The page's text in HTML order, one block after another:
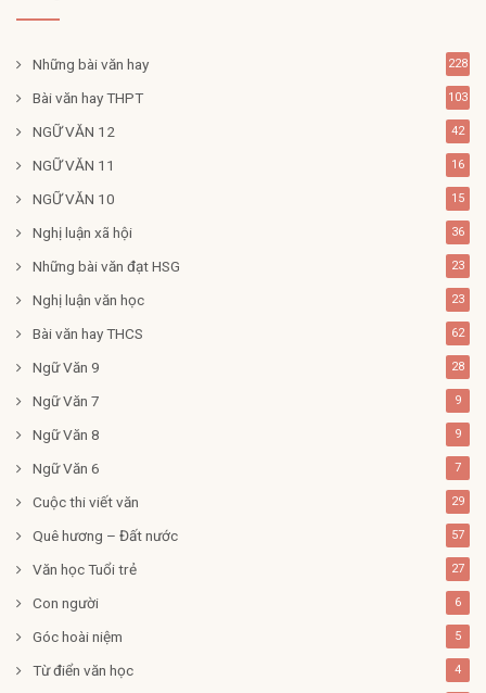
Những bài văn hay 228
Bài văn hay THPT 103
NGỮ VĂN 12 42
NGỮ VĂN 11 16
NGỮ VĂN 10 15
Nghị luận xã hội 36
Những bài văn đạt HSG 23
Nghị luận văn học 23
Bài văn hay THCS 62
Ngữ Văn 9 28
Ngữ Văn 7 9
Ngữ Văn 8 9
Ngữ Văn 6 7
Cuộc thi viết văn 29
Quê hương – Đất nước 57
Văn học Tuổi trẻ 27
Con người 6
Góc hoài niệm 5
Từ điển văn học 4